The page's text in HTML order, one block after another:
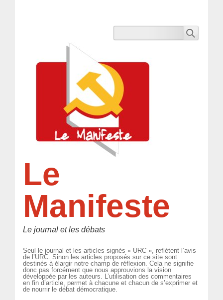
Le
Manifeste
Le journal et les débats
Seul le journal et les articles signés « URC », reflètent l’avis
de l’URC. Sinon les articles proposés sur ce site sont
destinés à élargir notre champ de réflexion. Cela ne signifie
donc pas forcément que nous approuvions la vision
développée par les auteurs. L’utilisation des commentaires
en fin d’article, permet à chacune et chacun de s’exprimer et
de nourrir le débat démocratique.